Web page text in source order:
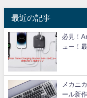
最近の記事
必見！
ュー！
メカニ
ール新